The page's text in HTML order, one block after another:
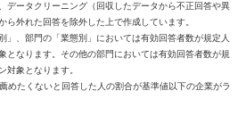
データクリーニング（回収したデータから不正回答や異
ら外れた回答を除外した上で作成しています。
、部門の「業態別」においては有効回答者数が規定人
となります。その他の部門においては有効回答者数が規
対象となります。
めたくないと回答した人の割合が基準値以下の企業がラ